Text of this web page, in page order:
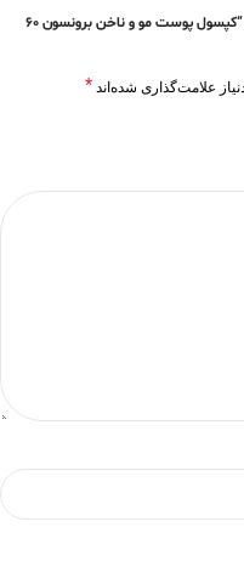
اولین نفری باشید که دیدگاهی را ارسال می کنید برای “کپسول پوست مو و ناخن برونسون 60
علامت‌گذاری شده‌اند *